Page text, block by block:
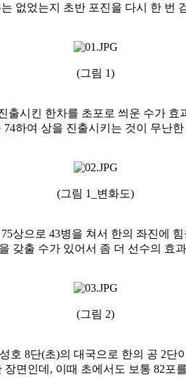
없었는지 초반 포진을 다시 한 번
(그림 1)
출시킨 한차를 초포로 씌운 수가 효
74하여 상을 진출시키는 것이 무난
(그림 1_변화도)
상으로 43병을 쳐서 한의 좌진에
갖출 수가 있어서 좀 더 선수의 효
(그림 2)
호 8단(초)의 대국으로 한의 공 2단
면인데, 이때 초에서도 보통 82포